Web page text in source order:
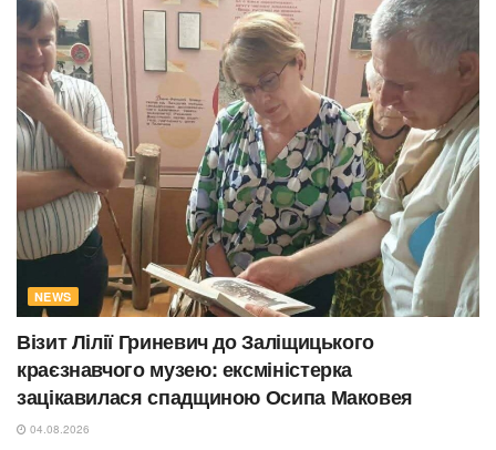
NEWS
Візит Лілії Гриневич до Заліщицького
краєзнавчого музею: ексміністерка
зацікавилася спадщиною Осипа Маковея
04.08.2026